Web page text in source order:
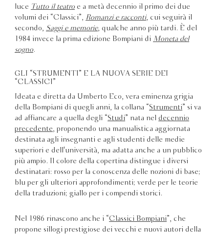
luce Tutto il teatro e a metà decennio il primo dei due
volumi dei “Classici”,
Romanzi e racconti, cui seguirà il
secondo,
Saggi e memorie, qualche anno più tardi. È del
1984 invece la prima edizione Bompiani di Moneta del
sogno.
GLI “STRUMENTI” E LA NUOVA SERIE DEI
“CLASSICI”
Ideata e diretta da Umberto Eco, vera eminenza grigia
della Bompiani di quegli anni, la collana “Strumenti” si va
ad affiancare a quella degli “Studi” nata nel decennio
precedente , proponendo una manualistica aggiornata
destinata agli insegnanti e agli studenti delle medie
superiori e dell'università, ma adatta anche a un pubblico
più ampio. Il colore della copertina distingue i diversi
destinatari: rosso per la conoscenza delle nozioni di base;
blu per gli ulteriori approfondimenti; verde per le teorie
della traduzioni; giallo per i compendi storici.
Nel 1986 rinascono anche i “Classici Bompiani”, che
propone sillogi prestigiose dei vecchi e nuovi autori della